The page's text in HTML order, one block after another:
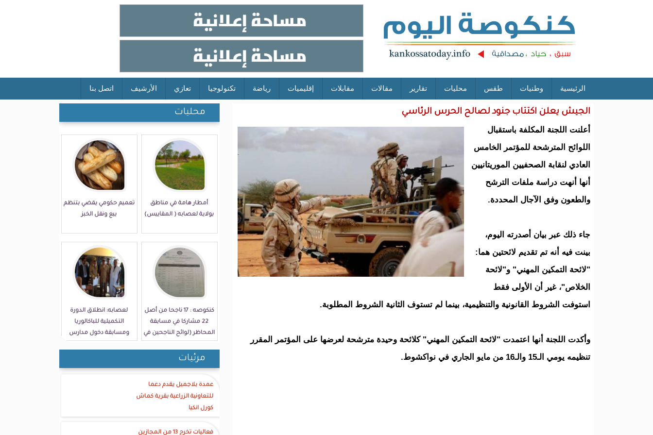
الرئيسية وطنيات طقس محليات تقارير مقالات مقابلات إقليميات رياضة تكنولوجيا تعازي الأرشيف اتصل بنا
الجيش يعلن اكتتاب جنود لصالح الحرس الرئاسي
أعلنت اللجنة المكلفة باستقبال
اللوائح المترشحة للمؤتمر الخامس
العادي لنقابة الصحفيين الموريتانيين
أنها أنهت دراسة ملفات الترشح
والطعون وفق الآجال المحددة.
جاء ذلك عبر بيان أصدرته اليوم،
بينت فيه أنه تم تقديم لائحتين هما:
"لائحة التمكين المهني" و"لائحة
الخلاص"، غير أن الأولى فقط
استوفت الشروط القانونية والتنظيمية، بينما لم تستوف الثانية الشروط المطلوبة.
وأكدت اللجنة أنها اعتمدت "لائحة التمكين المهني" كلائحة وحيدة مترشحة لعرضها على المؤتمر المقرر
تنظيمه يومي الـ15 والـ16 من مايو الجاري في نواكشوط.
محليات
أمطار هامة في مناطق
بولاية لعصابه ( المقاييس)
تعميم حكومي يقضي بتنظم
بيع ونقل الخبز
كنكوصه : 17 ناجحا من أصل
22 مشاركا في مسابقة
المحاظر (لوائح الناجحين في
لعصابه: انطلاق الدورة
التكميلية للباكالوريا
ومسابقة دخول مدارس
مرئيات
عمدة بلاجميل يقدم دعما
للتعاونية الزراعية بقرية كماش
كورل انكيا
فعاليات تخرج 13 من المجازين